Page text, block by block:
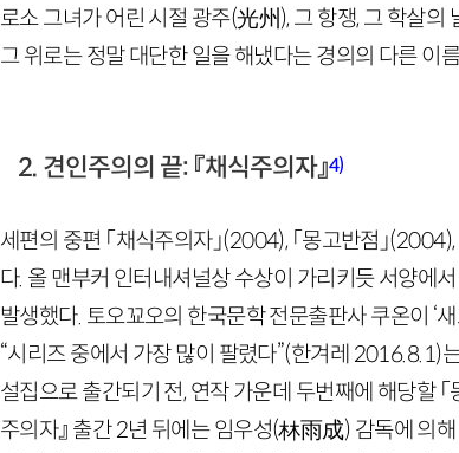
로소 그녀가 어린 시절 광주(光州), 그 항쟁, 그 학살의
그 위로는 정말 대단한 일을 해냈다는 경의의 다른 이
2. 견인주의의 끝: 『채식주의자』4)
세편의 중편 「채식주의자」(2004), 「몽고반점」(2004)
다. 올 맨부커 인터내셔널상 수상이 가리키듯 서양에
발생했다. 토오꾜오의 한국문학 전문출판사 쿠온이 ‘
“시리즈 중에서 가장 많이 팔렸다”(한겨레 2016.8.1)
설집으로 출간되기 전, 연작 가운데 두번째에 해당할 「
주의자』 출간2년 뒤에는 임우성(林雨成) 감독에 의